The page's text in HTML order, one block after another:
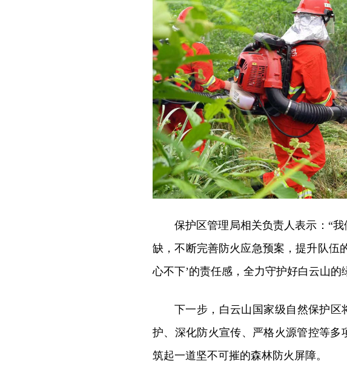
保护区管理局相关负责人表示：“
缺，不断完善防火应急预案，提升队伍
心不下’的责任感，全力守护好白云山的
下一步，白云山国家级自然保护区
护、深化防火宣传、严格火源管控等
筑起一道坚不可摧的森林防火屏障。